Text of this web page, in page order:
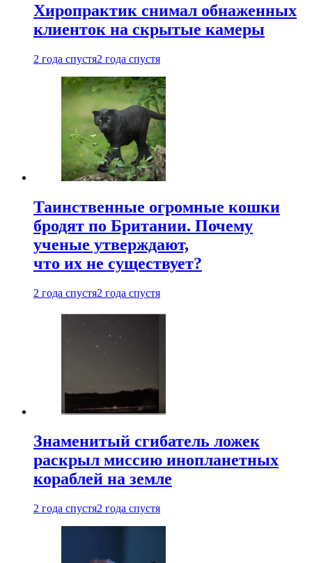
Хиропрактик снимал обнаженных
клиенток на скрытые камеры
2 года спустя2 года спустя
Таинственные огромные кошки
бродят по Британии. Почему
ученые утверждают,
что их не существует?
2 года спустя2 года спустя
Знаменитый сгибатель ложек
раскрыл миссию инопланетных
кораблей на земле
2 года спустя2 года спустя